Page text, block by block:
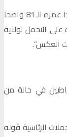
وأضافت: “مقامرة بايدن فشلت.. رئيس مرهق بدا عمره الـ81 واضحا
على التحمل لولاية
العكس”.
في حالة من
الرئاسية قوله